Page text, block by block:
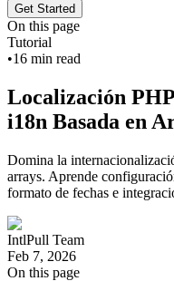
Get Started
On this page
Tutorial
•16 min read
Localización
i18n Basada en
Domina la
arrays. Aprende
formato de fechas e
IntlPull Team
Feb 7, 2026
On this page